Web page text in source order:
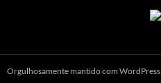
Orgulhosamente mantido com WordPress